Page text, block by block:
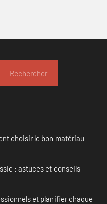
Rechercher
choisir le bon matériau
: astuces et conseils
et planifier chaque